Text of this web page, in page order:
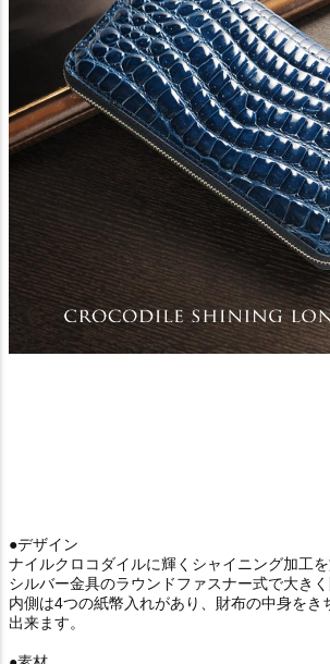
●デザイン
ナイルクロコダイルに輝くシャイニング加工を
シルバー金具のラウンドファスナー式で大きく
内側は4つの紙幣入れがあり、財布の中身をき
出来ます。